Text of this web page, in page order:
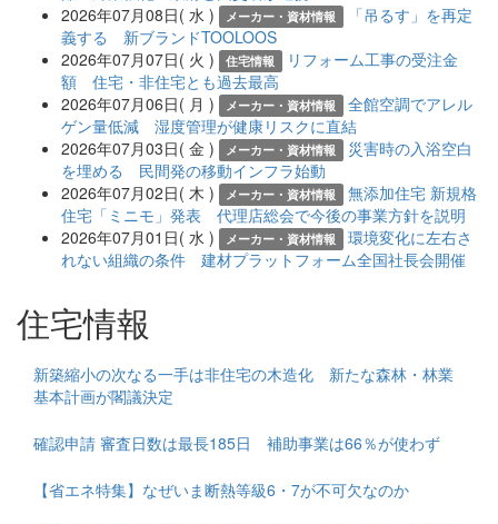
2026年07月08日( 水 )
メーカー・資材情報
「吊るす」を再定
義する 新ブランドTOOLOOS
2026年07月07日( 火 )
住宅情報
リフォーム工事の受注金
額 住宅・非住宅とも過去最高
2026年07月06日( 月 )
メーカー・資材情報
全館空調でアレル
ゲン量低減 湿度管理が健康リスクに直結
2026年07月03日( 金 )
メーカー・資材情報
災害時の入浴空白
を埋める 民間発の移動インフラ始動
2026年07月02日( 木 )
メーカー・資材情報
無添加住宅 新規格
住宅「ミニモ」発表 代理店総会で今後の事業方針を説明
2026年07月01日( 水 )
メーカー・資材情報
環境変化に左右さ
れない組織の条件 建材プラットフォーム全国社長会開催
住宅情報
新築縮小の次なる一手は非住宅の木造化 新たな森林・林業
基本計画が閣議決定
確認申請 審査日数は最長185日 補助事業は66％が使わず
【省エネ特集】なぜいま断熱等級6・7が不可欠なのか